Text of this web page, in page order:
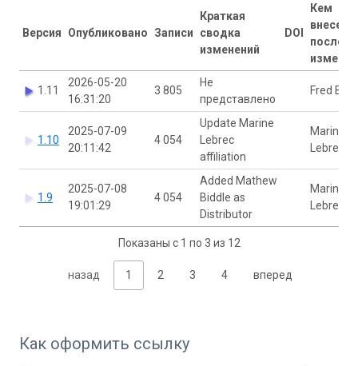
Версия Опубликовано Записи
Краткая
сводка
изменений
DOI
Кем
внесены
1.11
2026-05-20
16:31:20
3 805
Не
представлено
Fred Bahr
1.10
2025-07-09
20:11:42
4 054
Update Marine
Lebrec
affiliation
Marine
Lebrec
1.9
2025-07-08
19:01:29
4 054
Added Mathew
Biddle as
Distributor
Marine
Lebrec
Показаны с 1 по 3 из 12
назад 1 2 3 4 вперед
Как оформить ссылку